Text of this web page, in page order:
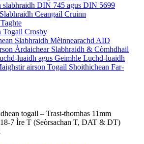
slabhraidh DIN 745 agus DIN 5699
Ceangail Cruinn
Togail Crosby
Slabhraidh Mèinnearachd AID
Àrdaichear Slabhraidh & Còmhdhail
luaidh agus Geimhle Luchd-luaidh
airson Togail Shoithichean Far-